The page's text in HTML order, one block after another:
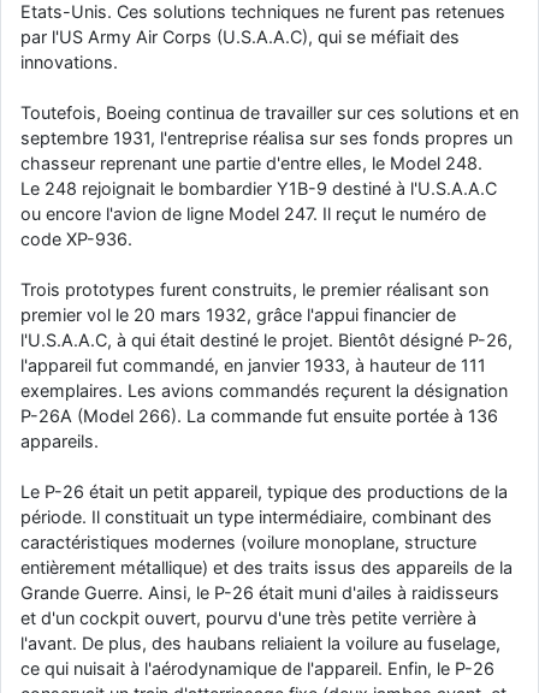
jericho : Pour moi tout est à nouveau OK dirait-on… Merci à toi.
d9pouces: En espérant n’avoir coupé les accessoires de personne
d9pouces: j'ai trouvé un palliatif un peu violent, mais ça devrait aller
un peu mieux
d9pouces: cette fois, c'est le Brésil et Singapour qui mettent le site
jericho : Ah ben je peux te confirmer que j'étais resté dans le filtre…
d9pouces: Désolé ! Mon filtrage a été un peu trop violent
manifestement
tout voir
Etats-Unis. Ces solutions techniques ne furent pas retenues
par l'US Army Air Corps (U.S.A.A.C), qui se méfiait des
innovations.
Toutefois, Boeing continua de travailler sur ces solutions et en
septembre 1931, l'entreprise réalisa sur ses fonds propres un
chasseur reprenant une partie d'entre elles, le Model 248.
Le 248 rejoignait le bombardier Y1B-9 destiné à l'U.S.A.A.C
ou encore l'avion de ligne Model 247. Il reçut le numéro de
code XP-936.
Trois prototypes furent construits, le premier réalisant son
premier vol le 20 mars 1932, grâce l'appui financier de
l'U.S.A.A.C, à qui était destiné le projet. Bientôt désigné P-26,
l'appareil fut commandé, en janvier 1933, à hauteur de 111
exemplaires. Les avions commandés reçurent la désignation
P-26A (Model 266). La commande fut ensuite portée à 136
appareils.
Le P-26 était un petit appareil, typique des productions de la
période. Il constituait un type intermédiaire, combinant des
caractéristiques modernes (voilure monoplane, structure
entièrement métallique) et des traits issus des appareils de la
Grande Guerre. Ainsi, le P-26 était muni d'ailes à raidisseurs
et d'un cockpit ouvert, pourvu d'une très petite verrière à
l'avant. De plus, des haubans reliaient la voilure au fuselage,
ce qui nuisait à l'aérodynamique de l'appareil. Enfin, le P-26